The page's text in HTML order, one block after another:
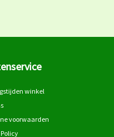
winkel
voorwaarden